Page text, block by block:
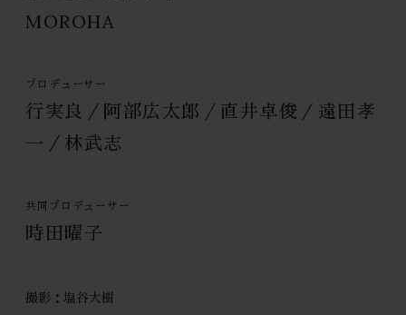
MOROHA
プロデューサー
行実良／阿部広太郎／直井卓俊／遠田孝
一／林武志
共同プロデューサー
時田曜子
撮影：塩谷大樹